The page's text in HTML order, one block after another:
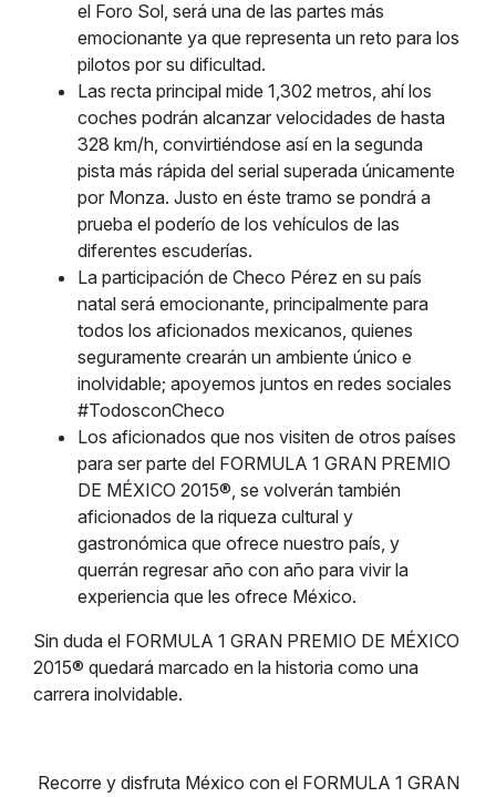
el Foro Sol, será una de las partes más
emocionante ya que representa un reto para los
pilotos por su dificultad.
Las recta principal mide 1,302 metros, ahí los
coches podrán alcanzar velocidades de hasta
328 km/h, convirtiéndose así en la segunda
pista más rápida del serial superada únicamente
por Monza. Justo en éste tramo se pondrá a
prueba el poderío de los vehículos de las
diferentes escuderías.
La participación de Checo Pérez en su país
natal será emocionante, principalmente para
todos los aficionados mexicanos, quienes
seguramente crearán un ambiente único e
inolvidable; apoyemos juntos en redes sociales
#TodosconCheco
Los aficionados que nos visiten de otros países
para ser parte del FORMULA 1 GRAN PREMIO
DE MÉXICO 2015®, se volverán también
aficionados de la riqueza cultural y
gastronómica que ofrece nuestro país, y
querrán regresar año con año para vivir la
experiencia que les ofrece México.
Sin duda el FORMULA 1 GRAN PREMIO DE MÉXICO
2015® quedará marcado en la historia como una
carrera inolvidable.
Recorre y disfruta México con el FORMULA 1 GRAN